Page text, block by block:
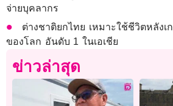
จ่ายบุคลากร
ต่างชาติยกไทย เหมาะใช้ชีวิตหลัง
ของโลก อันดับ 1 ในเอเชีย
ข่าวล่าสุด